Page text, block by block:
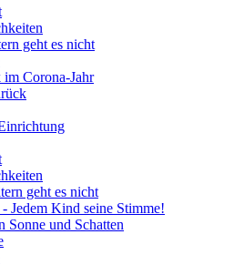
geht es nicht
Corona-Jahr
geht es nicht
- Jedem Kind seine Stimme!
Sonne und Schatten